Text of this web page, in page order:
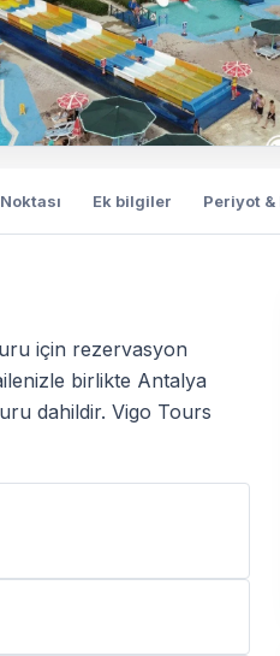
Ek bilgiler Periyot &
için rezervasyon
birlikte Antalya
dahildir. Vigo Tours